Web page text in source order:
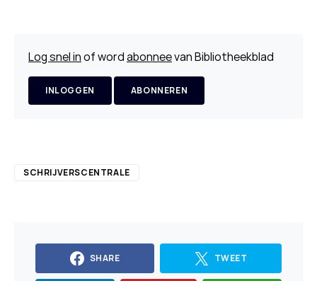
Log snel inof wordabonneevan Bibliotheekblad
INLOGGEN ABONNEREN
SCHRIJVERSCENTRALE
SHARE TWEET